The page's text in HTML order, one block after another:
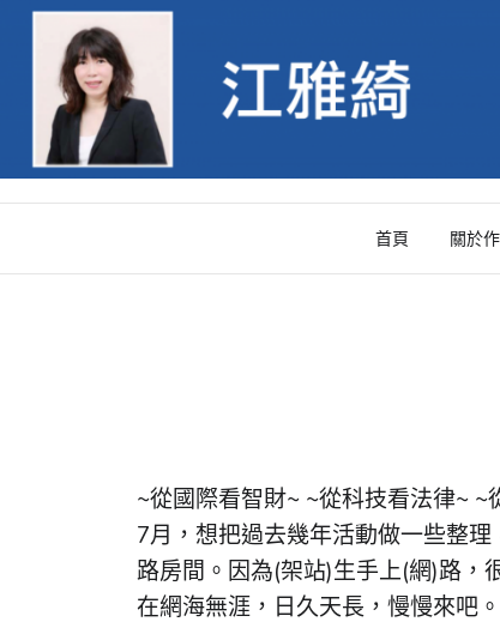
Skip
content
首頁 關於
~從國際看智財~ ~從科技看法律~
7月，想把過去幾年活動做一些整
路房間。因為(架站)生手上(網)路，
在網海無涯，日久天長，慢慢來吧。